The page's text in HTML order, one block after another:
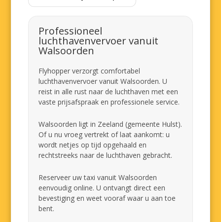
Professioneel
luchthavenvervoer vanuit
Walsoorden
Flyhopper verzorgt comfortabel
luchthavenvervoer vanuit Walsoorden. U
reist in alle rust naar de luchthaven met een
vaste prijsafspraak en professionele service.
Walsoorden ligt in Zeeland (gemeente Hulst).
Of u nu vroeg vertrekt of laat aankomt: u
wordt netjes op tijd opgehaald en
rechtstreeks naar de luchthaven gebracht.
Reserveer uw taxi vanuit Walsoorden
eenvoudig online. U ontvangt direct een
bevestiging en weet vooraf waar u aan toe
bent.